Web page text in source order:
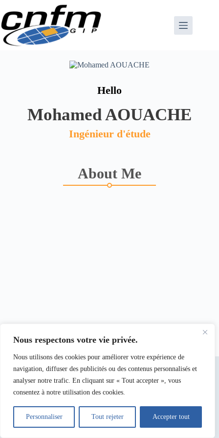
Nous respectons votre vie privée.
Nous utilisons des cookies pour améliorer votre expérience de
navigation, diffuser des publicités ou des contenus personnalisés et
analyser notre trafic. En cliquant sur « Tout accepter », vous
consentez à notre utilisation des cookies.
Personnaliser Tout rejeter Accepter tout
au
contenu
Hello
Mohamed AOUACHE
Ingénieur d'étude
About Me
Copyright © 2026 -CNFM- Site des Services Nationaux .